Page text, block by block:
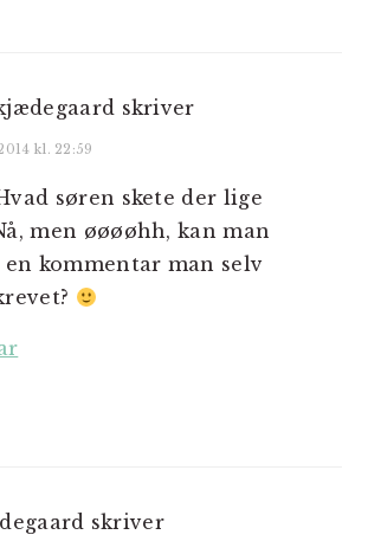
skriver
kl. 22:59
søren skete der lige
men øøøøhh, kan man
en kommentar man selv
skriver